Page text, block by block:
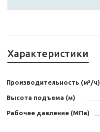
Характеристики
Производительность (м³/ч)
Высота подъема (м)
Рабочее давление (МПа)